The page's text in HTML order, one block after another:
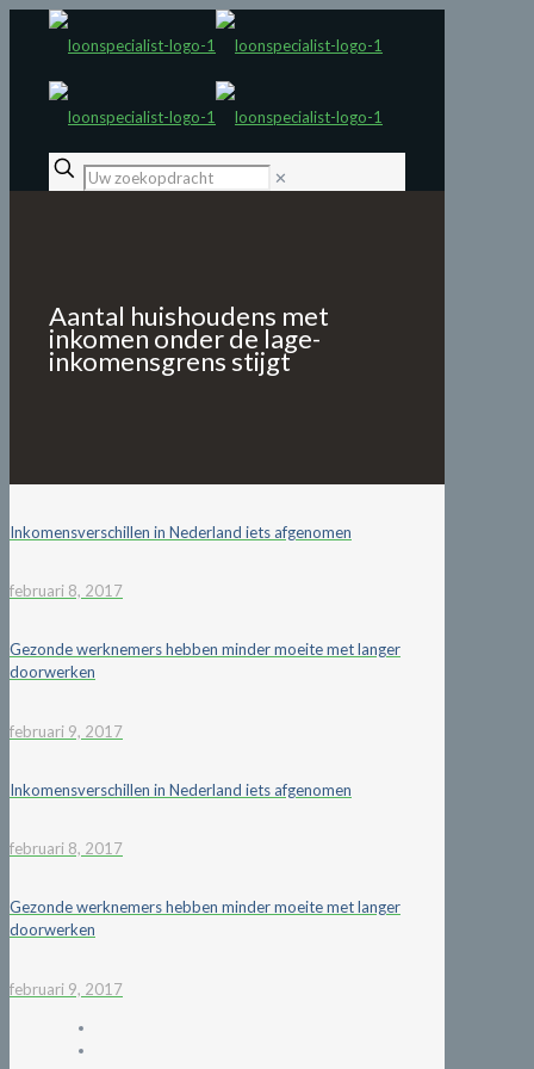
✕
Aantal huishoudens met
inkomen onder de lage-
inkomensgrens stijgt
Inkomensverschillen in Nederland iets afgenomen
februari 8, 2017
Gezonde werknemers hebben minder moeite met langer
doorwerken
februari 9, 2017
Inkomensverschillen in Nederland iets afgenomen
februari 8, 2017
Gezonde werknemers hebben minder moeite met langer
doorwerken
februari 9, 2017